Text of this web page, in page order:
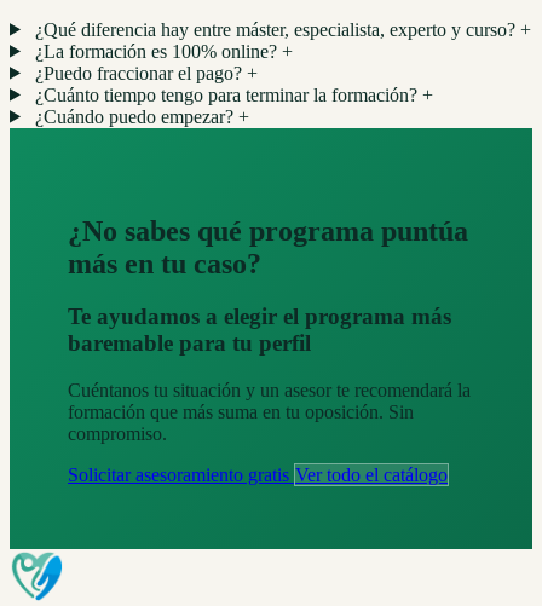
¿Qué diferencia hay entre máster, especialista, experto y curso? +
¿La formación es 100% online? +
¿Puedo fraccionar el pago? +
¿Cuánto tiempo tengo para terminar la formación? +
¿Cuándo puedo empezar? +
¿No sabes qué programa puntúa
más en tu caso?
Te ayudamos a elegir el programa más
baremable para tu perfil
Cuéntanos tu situación y un asesor te recomendará la
formación que más suma en tu oposición. Sin
compromiso.
Solicitar asesoramiento gratis Ver todo el catálogo